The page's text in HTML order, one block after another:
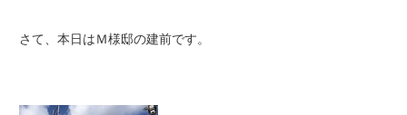
さて、本日はＭ様邸の建前です。